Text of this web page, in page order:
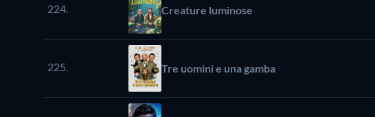
224. Creature luminose
225. Tre uomini e una gamba